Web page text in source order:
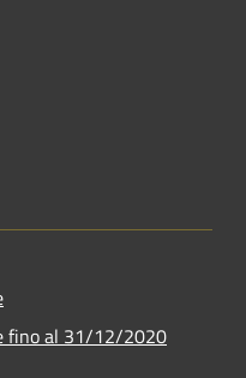
fino al 31/12/2020